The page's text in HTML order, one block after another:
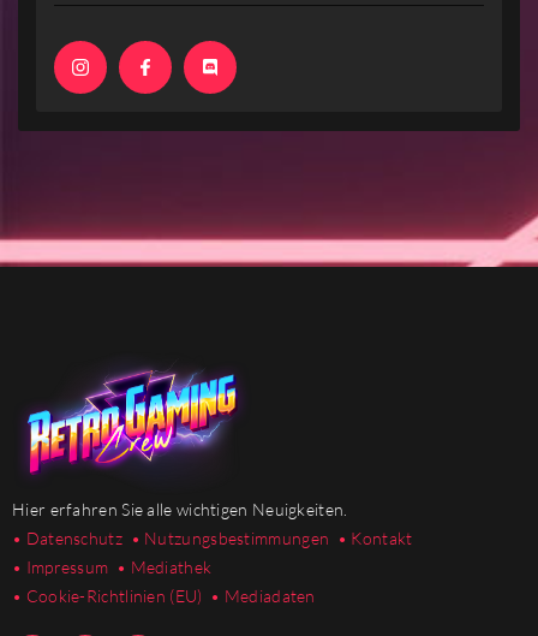
Hier erfahren Sie alle wichtigen Neuigkeiten.
• Datenschutz • Nutzungsbestimmungen • Kontakt
• Impressum • Mediathek
• Cookie-Richtlinien (EU) • Mediadaten